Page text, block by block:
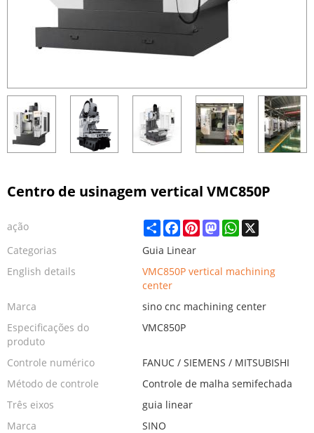
Centro de usinagem vertical VMC850P
ação ShareFacebook
PinterestMastodonWhatsApp
X
Categorias
Guia Linear
English details
VMC850P vertical machining
center
Marca
sino cnc machining center
Especificações do
produto
VMC850P
Controle numérico
FANUC / SIEMENS / MITSUBISHI
Método de controle
Controle de malha semifechada
Três eixos
guia linear
Marca
SINO